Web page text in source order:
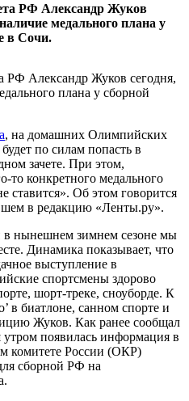
РФ Александр Жуков
медального плана у
в Сочи.
РФ Александр Жуков сегодня,
плана у сборной
, на домашних Олимпийских
по силам попасть в
зачете. При этом,
то конкретного медального
ставится». Об этом говорится
в редакцию «Ленты.ру».
нынешнем зимнем сезоне мы
Динамика показывает, что
выступление в
спортсмены здорово
шорт-треке, сноуборде. К
в биатлоне, санном спорте и
Жуков. Как ранее сообщал
появилась информация в
комитете России (ОКР)
сборной РФ на